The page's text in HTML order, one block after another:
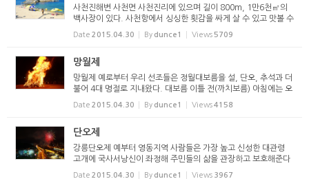
사천진해변 사천면 사천진리에 있으며 길이 800m, 1만6천㎡의
백사장이 있다. 사천항에서 싱싱한 횟감을 싸게 살 수 있고 맛볼 수
있으며, 수심이 얕고 조용해서 가족이 함께 지내기에 좋다. 사천항
에서 배낚시도 즐길 수 있고 강원도 요트장이 있어...
Date 2015.04.30 By dunce1 Views 5709
망월제
망월제 예로부터 우리 선조들은 정월대보름을 설, 단오, 추석과 더
불어 4대 명절로 지내왔다. 대보름 이틀 전(까치보름) 아침에는 오
곡밥을 해먹고 장독대에 까치나 까마귀밥을 주고, 낮에는 짚신을
1죽 삼아 마을에 바치고, 수수대궁이로 오곡형상을 ...
Date 2015.04.30 By dunce1 Views4158
단오제
강릉단오제 예부터 영동지역 사람들은 가장 높고 신성한 대관령
고개에 국사서낭신이 좌정해 주민들의 삶을 관장하고 보호해준다
고 믿어왔다. 그리고 그 믿음이 신앙심으로 표출된 것이 강릉단오
Date 2015.04.30 By dunce1 Views 3967